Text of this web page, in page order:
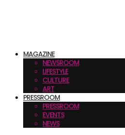
MAGAZINE
NEWSROOM
LIFESTYLE
CULTURE
ART
PRESSROOM
PRESSROOM
EVENTS
NEWS